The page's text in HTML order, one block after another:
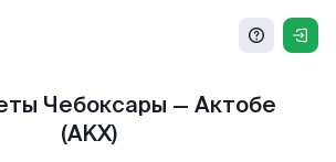
Чебоксары — Актобе
(AKX)